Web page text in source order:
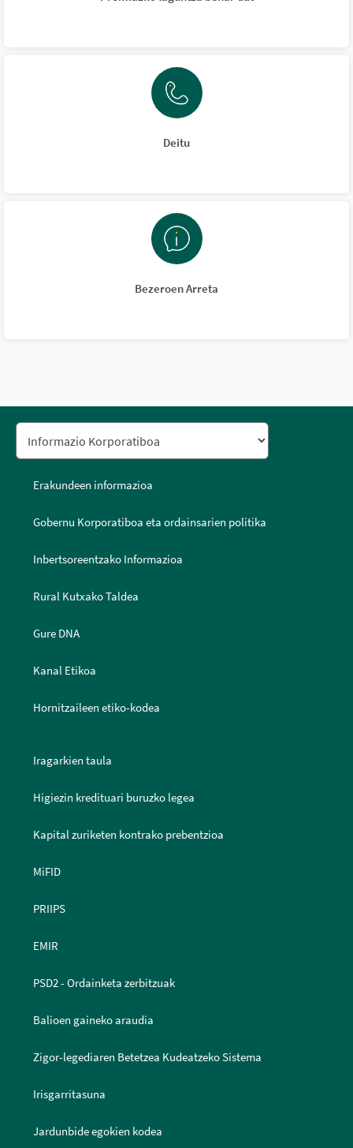
Deitu
Bezeroen Arreta
Erakundeen informazioa
Gobernu Korporatiboa eta ordainsarien politika
Inbertsoreentzako Informazioa
Rural Kutxako Taldea
Gure DNA
Kanal Etikoa
Hornitzaileen etiko-kodea
Iragarkien taula
Higiezin kredituari buruzko legea
Kapital zuriketen kontrako prebentzioa
MiFID
PRIIPS
EMIR
PSD2 - Ordainketa zerbitzuak
Balioen gaineko araudia
Zigor-legediaren Betetzea Kudeatzeko Sistema
Irisgarritasuna
Jardunbide egokien kodea